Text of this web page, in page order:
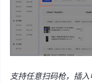
支持任意扫码枪，插入